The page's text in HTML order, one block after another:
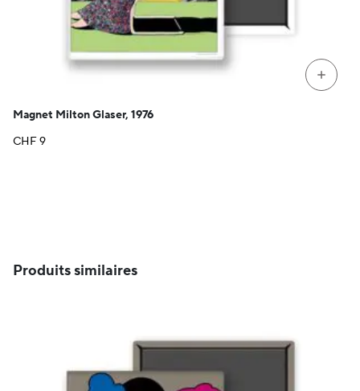
+
Magnet Milton Glaser, 1976
CHF9
Produits similaires